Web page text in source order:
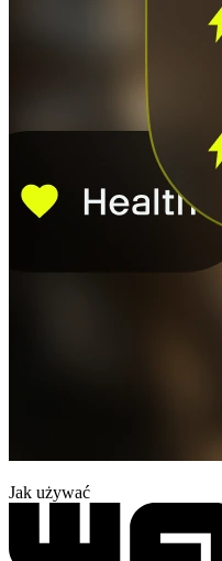
Jak używać